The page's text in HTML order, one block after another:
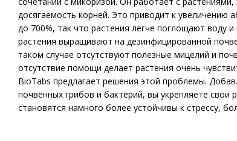
досягаемость корней. Это приводит к увеличению
до 700%, так что растения легче поглощают воду
растения выращивают на дезинфицированной
таком случае отсутствуют полезные мицелий и
отсутствие помощи делает растения очень
BioTabs предлагает решения этой проблемы.
почвенных грибов и бактерий, вы укрепляете свои
становятся намного более устойчивы к стрессу,